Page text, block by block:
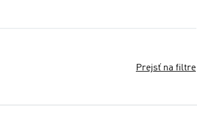
Prejsť na filtre